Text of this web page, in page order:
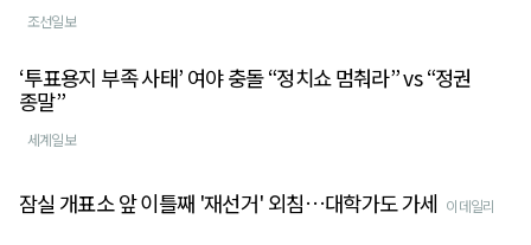
조선일보
‘투표용지 부족 사태’ 여야 충돌 “정치쇼 멈춰라” vs “정권
종말”
세계일보
잠실 개표소 앞 이틀째 '재선거' 외침…대학가도 가세 이데일리